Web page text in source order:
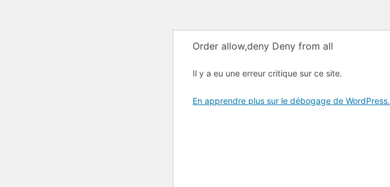
Order allow,deny Deny from all
Il y a eu une erreur critique sur ce site.
En apprendre plus sur le débogage de WordPress.